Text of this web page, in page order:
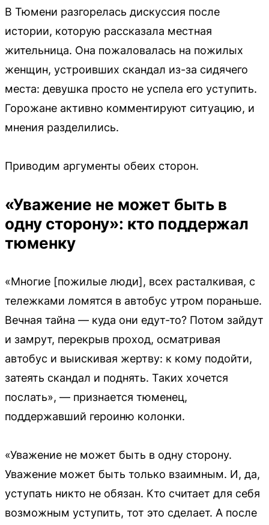
В Тюмени разгорелась дискуссия после
истории, которую рассказала местная
жительница. Она пожаловалась на пожилых
женщин, устроивших скандал из-за сидячего
места: девушка просто не успела его уступить.
Горожане активно комментируют ситуацию, и
мнения разделились.
Приводим аргументы обеих сторон.
«Уважение не может быть в
одну сторону»: кто поддержал
тюменку
«Многие [пожилые люди], всех расталкивая, с
тележками ломятся в автобус утром пораньше.
Вечная тайна — куда они едут-то? Потом зайдут
и замрут, перекрыв проход, осматривая
автобус и выискивая жертву: к кому подойти,
затеять скандал и поднять. Таких хочется
послать», — признается тюменец,
поддержавший героиню колонки.
«Уважение не может быть в одну сторону.
Уважение может быть только взаимным. И, да,
уступать никто не обязан. Кто считает для себя
возможным уступить, тот это сделает. А после